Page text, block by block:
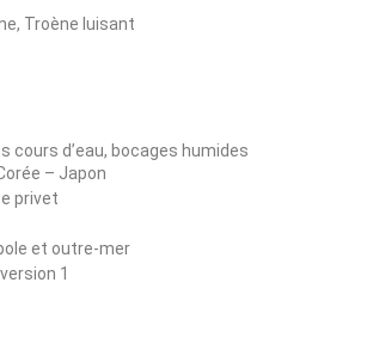
Troène luisant
cours d’eau, bocages humides
– Japon
privet
et outre-mer
1